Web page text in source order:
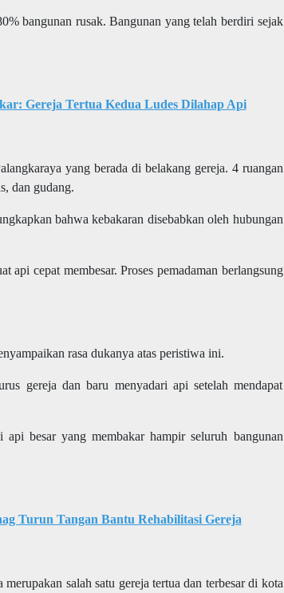
bangunan rusak. Bangunan yang telah berdiri sejak
Gereja Tertua Kedua Ludes Dilahap Api
yang berada di belakang gereja. 4 ruangan
dan gudang.
bahwa kebakaran disebabkan oleh hubungan
api cepat membesar. Proses pemadaman berlangsung
rasa dukanya atas peristiwa ini.
gereja dan baru menyadari api setelah mendapat
besar yang membakar hampir seluruh bangunan
Turun Tangan Bantu Rehabilitasi Gereja
merupakan salah satu gereja tertua dan terbesar di kota